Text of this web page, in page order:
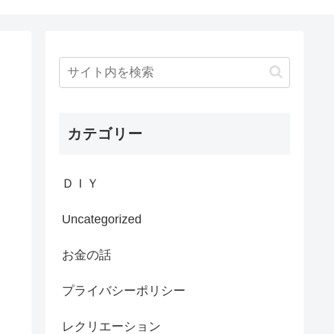
カテゴリー
ＤＩＹ
Uncategorized
お金の話
プライバシーポリシー
レクリエーション